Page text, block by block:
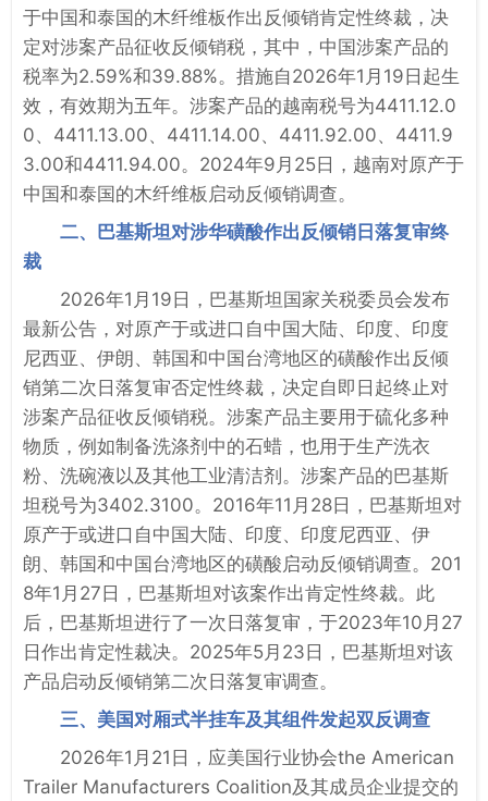
于中国和泰国的木纤维板作出反倾销肯定性终裁，决
定对涉案产品征收反倾销税，其中，中国涉案产品的
税率为2.59%和39.88%。措施自2026年1月19日起生
效，有效期为五年。涉案产品的越南税号为4411.12.0
0、4411.13.00、4411.14.00、4411.92.00、4411.9
3.00和4411.94.00。2024年9月25日，越南对原产于
中国和泰国的木纤维板启动反倾销调查。
二、巴基斯坦对涉华磺酸作出反倾销日落复审终
裁
2026年1月19日，巴基斯坦国家关税委员会发布
最新公告，对原产于或进口自中国大陆、印度、印度
尼西亚、伊朗、韩国和中国台湾地区的磺酸作出反倾
销第二次日落复审否定性终裁，决定自即日起终止对
涉案产品征收反倾销税。涉案产品主要用于硫化多种
物质，例如制备洗涤剂中的石蜡，也用于生产洗衣
粉、洗碗液以及其他工业清洁剂。涉案产品的巴基斯
坦税号为3402.3100。2016年11月28日，巴基斯坦对
原产于或进口自中国大陆、印度、印度尼西亚、伊
朗、韩国和中国台湾地区的磺酸启动反倾销调查。201
8年1月27日，巴基斯坦对该案作出肯定性终裁。此
后，巴基斯坦进行了一次日落复审，于2023年10月27
日作出肯定性裁决。2025年5月23日，巴基斯坦对该
产品启动反倾销第二次日落复审调查。
三、美国对厢式半挂车及其组件发起双反调查
2026年1月21日，应美国行业协会the American
Trailer Manufacturers Coalition及其成员企业提交的